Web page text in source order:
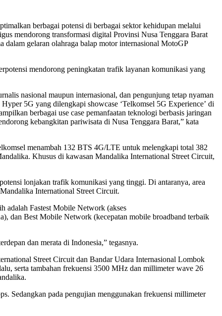
berbagai potensi di berbagai sektor kehidupan melalui
mendorong transformasi digital Provinsi Nusa Tenggara Barat
gelaran olahraga balap motor internasional MotoGP
mendorong peningkatan trafik layanan komunikasi yang
nasional maupun internasional, dan pengunjung tetap nyaman
5G yang dilengkapi showcase ‘Telkomsel 5G Experience’ di
berbagai use case pemanfaatan teknologi berbasis jaringan
kebangkitan pariwisata di Nusa Tenggara Barat,” kata
menambah 132 BTS 4G/LTE untuk melengkapi total 382
Khusus di kawasan Mandalika International Street Circuit,
lonjakan trafik komunikasi yang tinggi. Di antaranya, area
International Street Circuit.
adalah Fastest Mobile Network (akses
dan Best Mobile Network (kecepatan mobile broadband terbaik
dan merata di Indonesia,” tegasnya.
Street Circuit dan Bandar Udara Internasional Lombok
serta tambahan frekuensi 3500 MHz dan millimeter wave 26
Sedangkan pada pengujian menggunakan frekuensi millimeter